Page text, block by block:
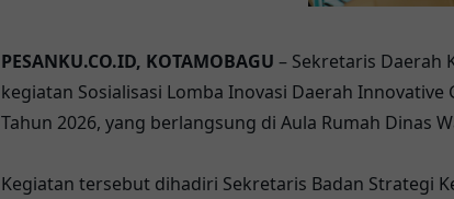
PESANKU.CO.ID, KOTAMOBAGU – Sekretaris Daerah
kegiatan Sosialisasi Lomba Inovasi Daerah
Tahun 2026, yang berlangsung di Aula Rumah Dinas
Kegiatan tersebut dihadiri Sekretaris Badan Strategi